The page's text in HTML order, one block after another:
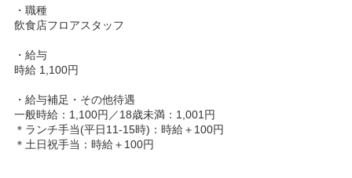
・職種
飲食店フロアスタッフ
・給与
時給 1,100円
・給与補足・その他待遇
一般時給：1,100円／18歳未満：1,001円
＊ランチ手当(平日11-15時)：時給＋100円
＊土日祝手当：時給＋100円